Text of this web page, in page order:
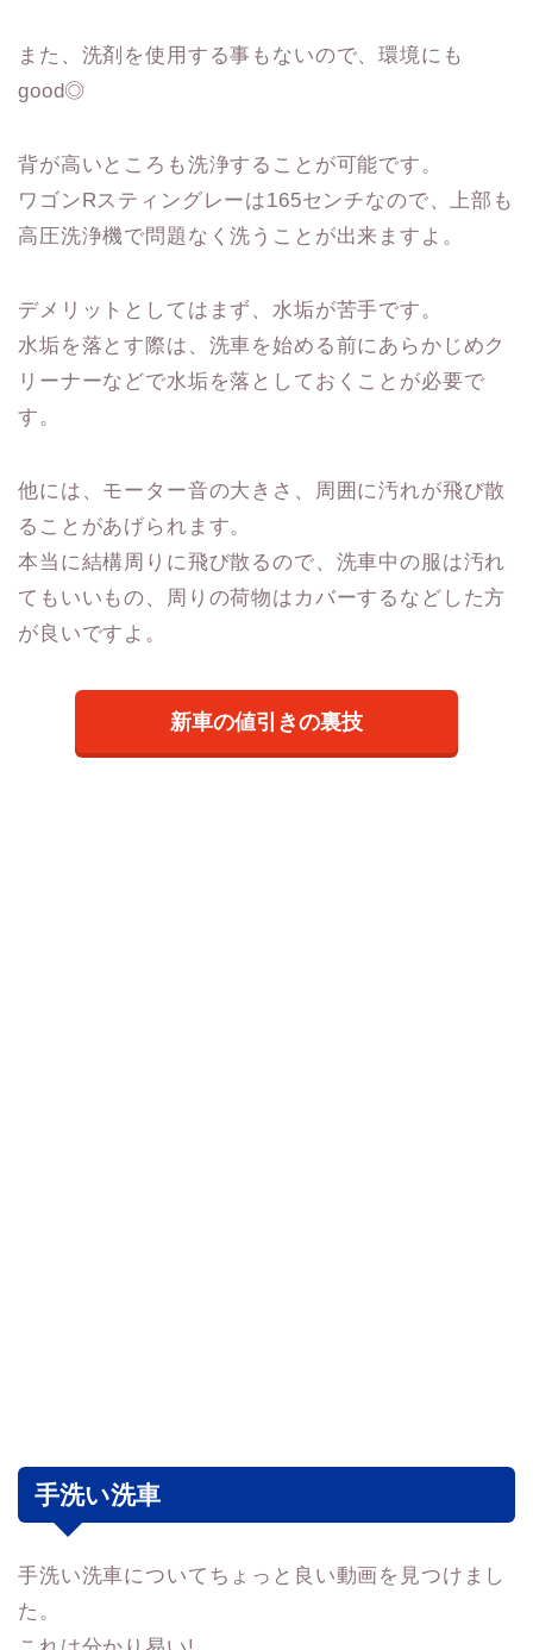
また、洗剤を使用する事もないので、環境にも
good◎
背が高いところも洗浄することが可能です。
ワゴンRスティングレーは165センチなので、上部も
高圧洗浄機で問題なく洗うことが出来ますよ。
デメリットとしてはまず、水垢が苦手です。
水垢を落とす際は、洗車を始める前にあらかじめク
リーナーなどで水垢を落としておくことが必要で
す。
他には、モーター音の大きさ、周囲に汚れが飛び散
ることがあげられます。
本当に結構周りに飛び散るので、洗車中の服は汚れ
てもいいもの、周りの荷物はカバーするなどした方
が良いですよ。
新車の値引きの裏技
手洗い洗車
手洗い洗車についてちょっと良い動画を見つけまし
た。